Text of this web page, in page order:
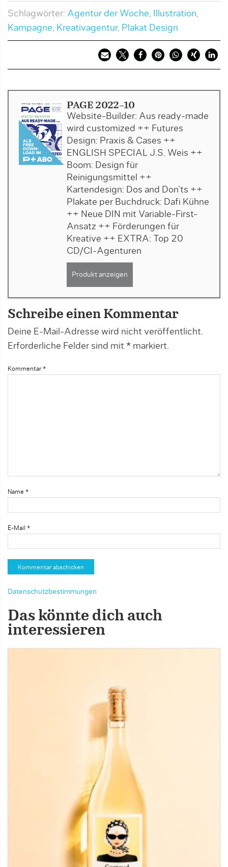
Schlagwörter: Agentur der Woche, Illustration,
Kampagne, Kreativagentur, Plakat Design
PAGE 2022-10
Website-Builder: Aus ready-made
wird customized ++ Futures
Design: Praxis & Cases ++
ENGLISH SPECIAL J.S. Weis ++
Boom: Design für
Reinigungsmittel ++
Kartendesign: Dos and Don’ts ++
Plakate per Buchdruck: Dafi Kühne
++ Neue DIN mit Variable-First-
Ansatz ++ Förderungen für
Kreative ++ EXTRA: Top 20
CD/CI-Agenturen
Produkt anzeigen
Schreibe einen Kommentar
Deine E-Mail-Adresse wird nicht veröffentlicht.
Erforderliche Felder sind mit * markiert.
Kommentar *
Name *
E-Mail *
Datenschutzbestimmungen
Das könnte dich auch
interessieren